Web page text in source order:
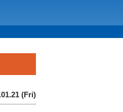
(Fri)